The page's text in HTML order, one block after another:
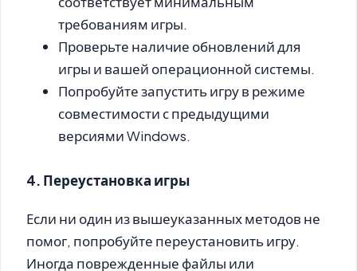
требованиям игры.
Проверьте наличие обновлений для
игры и вашей операционной системы.
Попробуйте запустить игру в режиме
совместимости с предыдущими
версиями Windows.
4. Переустановка игры
Если ни один из вышеуказанных методов не
помог, попробуйте переустановить игру.
Иногда поврежденные файлы или